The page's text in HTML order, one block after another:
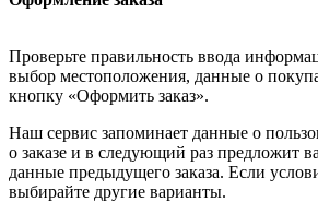
Проверьте правильность ввода
выбор местоположения, данные о
кнопку «Оформить заказ».
Наш сервис запоминает данные о
о заказе и в следующий раз предложит
данные предыдущего заказа. Если
выбирайте другие варианты.